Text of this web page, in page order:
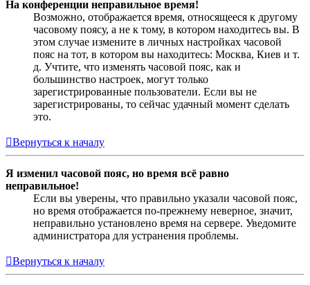
На конференции неправильное время!
Возможно, отображается время, относящееся к другому
часовому поясу, а не к тому, в котором находитесь вы. В
этом случае измените в личных настройках часовой
пояс на тот, в котором вы находитесь: Москва, Киев и т.
д. Учтите, что изменять часовой пояс, как и
большинство настроек, могут только
зарегистрированные пользователи. Если вы не
зарегистрированы, то сейчас удачный момент сделать
это.
Вернуться к началу
Я изменил часовой пояс, но время всё равно
неправильное!
Если вы уверены, что правильно указали часовой пояс,
но время отображается по-прежнему неверное, значит,
неправильно установлено время на сервере. Уведомите
администратора для устранения проблемы.
Вернуться к началу